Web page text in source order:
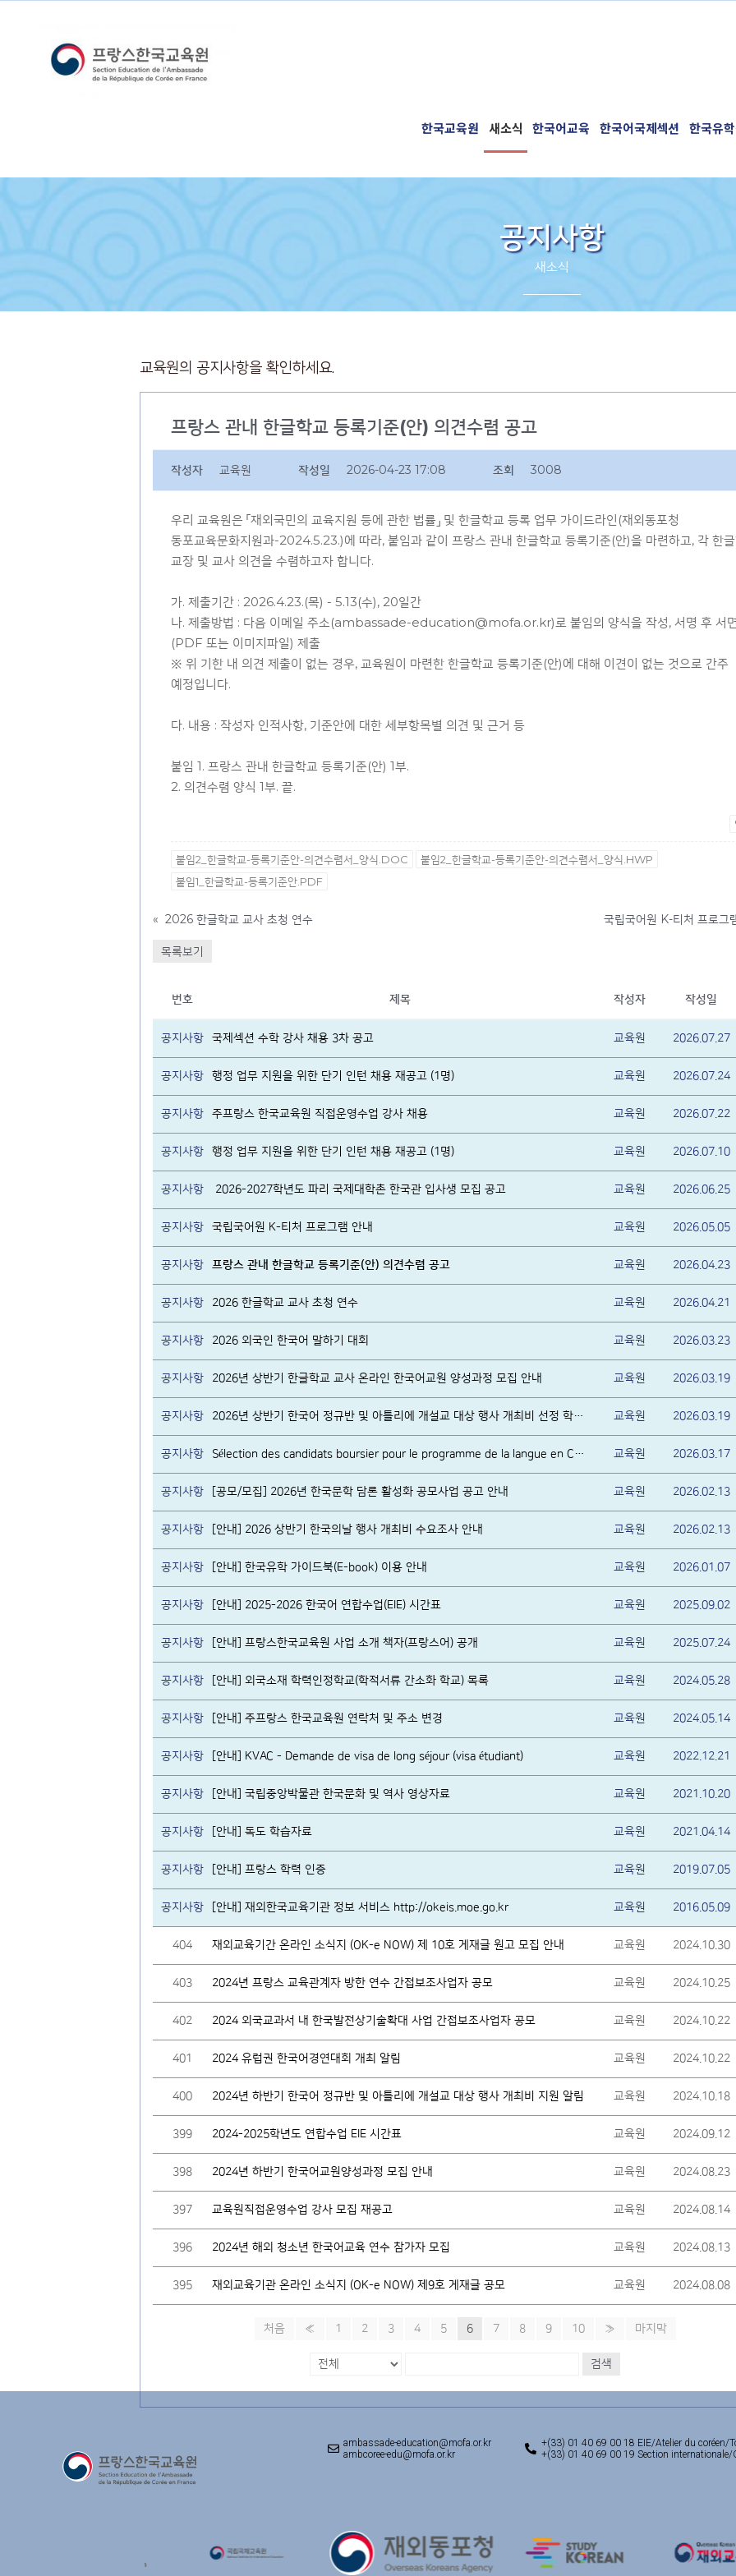
한국교육원 새소식 한국어교육 한국어국제섹션 한국유
공지사항
새소식
교육원의 공지사항을 확인하세요.
프랑스 관내 한글학교 등록기준(안) 의견수렴 공고
작성자 교육원 작성일 2026-04-23 17:08 조회 3008
우리 교육원은 「재외국민의 교육지원 등에 관한 법률」 및 한글학교 등록 업무 가이드라인(재외동포청
동포교육문화지원과-2024.5.23.)에 따라, 붙임과 같이 프랑스 관내 한글학교 등록기준(안)을 마련하고, 각 한
교장 및 교사 의견을 수렴하고자 합니다.
가. 제출기간 : 2026.4.23.(목) - 5.13(수), 20일간
나. 제출방법 : 다음 이메일 주소(ambassade-education@mofa.or.kr)로 붙임의 양식을 작성, 서명 후 서면
(PDF 또는 이미지파일) 제출
※ 위 기한 내 의견 제출이 없는 경우, 교육원이 마련한 한글학교 등록기준(안)에 대해 이견이 없는 것으로 간주
예정입니다.
다. 내용 : 작성자 인적사항, 기준안에 대한 세부항목별 의견 및 근거 등
붙임 1. 프랑스 관내 한글학교 등록기준(안) 1부.
2. 의견수렴 양식 1부. 끝.
붙임2_한글학교-등록기준안-의견수렴서_양식.DOC
붙임2_한글학교-등록기준안-의견수렴서_양식.HWP
붙임1_한글학교-등록기준안.PDF
« 2026 한글학교 교사 초청 연수 국립국어원 K-티처 프로그
목록보기
번호 제목 작성자 작성일
공지사항 국제섹션 수학 강사 채용 3차 공고 교육원 2026.07.27
공지사항 행정 업무 지원을 위한 단기 인턴 채용 재공고 (1명) 교육원 2026.07.24
공지사항 주프랑스 한국교육원 직접운영수업 강사 채용 교육원 2026.07.22
공지사항 행정 업무 지원을 위한 단기 인턴 채용 재공고 (1명) 교육원 2026.07.10
공지사항 2026-2027학년도 파리 국제대학촌 한국관 입사생 모집 공고 교육원 2026.06.25
공지사항 국립국어원 K-티처 프로그램 안내 교육원 2026.05.05
공지사항 프랑스 관내 한글학교 등록기준(안) 의견수렴 공고 교육원 2026.04.23
공지사항 2026 한글학교 교사 초청 연수 교육원 2026.04.21
공지사항 2026 외국인 한국어 말하기 대회 교육원 2026.03.23
공지사항 2026년 상반기 한글학교 교사 온라인 한국어교원 양성과정 모집 안내 교육원 2026.03.19
공지사항 2026년 상반기 한국어 정규반 및 아틀리에 개설교 대상 행사 개최비 선정 학교 알림 교육원 2026.03.19
공지사항 Sélection des candidats boursier pour le programme de la langue en Corée 교육원 2026.03.17
공지사항 [공모/모집] 2026년 한국문학 담론 활성화 공모사업 공고 안내 교육원 2026.02.13
공지사항 [안내] 2026 상반기 한국의날 행사 개최비 수요조사 안내 교육원 2026.02.13
공지사항 [안내] 한국유학 가이드북(E-book) 이용 안내 교육원 2026.01.07
공지사항 [안내] 2025-2026 한국어 연합수업(EIE) 시간표 교육원 2025.09.02
공지사항 [안내] 프랑스한국교육원 사업 소개 책자(프랑스어) 공개 교육원 2025.07.24
공지사항 [안내] 외국소재 학력인정학교(학적서류 간소화 학교) 목록 교육원 2024.05.28
공지사항 [안내] 주프랑스 한국교육원 연락처 및 주소 변경 교육원 2024.05.14
공지사항 [안내] KVAC - Demande de visa de long séjour (visa étudiant) 교육원 2022.12.21
공지사항 [안내] 국립중앙박물관 한국문화 및 역사 영상자료 교육원 2021.10.20
공지사항 [안내] 독도 학습자료 교육원 2021.04.14
공지사항 [안내] 프랑스 학력 인증 교육원 2019.07.05
공지사항 [안내] 재외한국교육기관 정보 서비스 http://okeis.moe.go.kr 교육원 2016.05.09
404 재외교육기간 온라인 소식지 (OK-e NOW) 제 10호 게재글 원고 모집 안내 교육원 2024.10.30
403 2024년 프랑스 교육관계자 방한 연수 간접보조사업자 공모 교육원 2024.10.25
402 2024 외국교과서 내 한국발전상기술확대 사업 간접보조사업자 공모 교육원 2024.10.22
401 2024 유럽권 한국어경연대회 개최 알림 교육원 2024.10.22
400 2024년 하반기 한국어 정규반 및 아틀리에 개설교 대상 행사 개최비 지원 알림 교육원 2024.10.18
399 2024-2025학년도 연합수업 EIE 시간표 교육원 2024.09.12
398 2024년 하반기 한국어교원양성과정 모집 안내 교육원 2024.08.23
397 교육원직접운영수업 강사 모집 재공고 교육원 2024.08.14
396 2024년 해외 청소년 한국어교육 연수 참가자 모집 교육원 2024.08.13
395 재외교육기관 온라인 소식지 (OK-e NOW) 제9호 게재글 공모 교육원 2024.08.08
처음 « 1 2 3 4 5 6 7 8 9 10 » 마지막
검색
ambassade-education@mofa.or.kr
ambcoree-edu@mofa.or.kr
+(33) 01 40 69 00 18 EIE/Atelier du coréen/
+(33) 01 40 69 00 19 Section internationale/